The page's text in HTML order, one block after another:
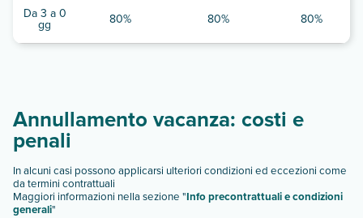
Da 3 a 0
gg 80% 80% 80%
Annullamento vacanza: costi e
penali
In alcuni casi possono applicarsi ulteriori condizioni ed eccezioni come
da termini contrattuali
Maggiori informazioni nella sezione "Info precontrattuali e condizioni
generali"